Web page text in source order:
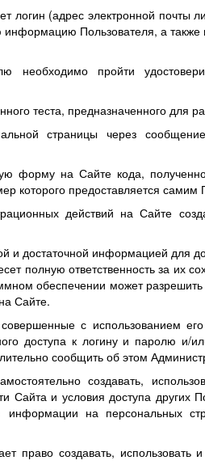
логин (адрес электронной почты
информацию Пользователя, а
необходимо пройти
теста, предназначенного для
страницы через
форму на Сайте кода,
которого предоставляется самим
действий на Сайте
достаточной информацией для
полную ответственность за их
обеспечении может
Сайте.
с использованием
доступа к логину и паролю и/
сообщить об этом
создавать,
Сайта и условия доступа других
на персональных
право создавать, использовать